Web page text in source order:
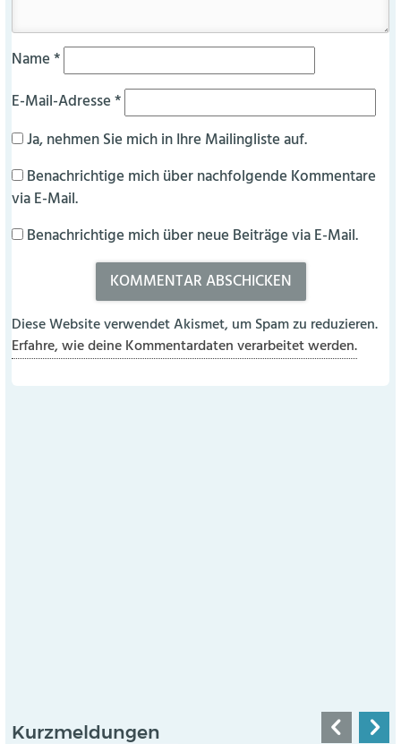
Name*
E-Mail-Adresse*
Ja, nehmen Sie mich in Ihre Mailingliste auf.
Benachrichtige mich über nachfolgende Kommentare
via E-Mail.
Benachrichtige mich über neue Beiträge via E-Mail.
Diese Website verwendet Akismet, um Spam zu reduzieren.
Erfahre, wie deine Kommentardaten verarbeitet werden.
Kurzmeldungen